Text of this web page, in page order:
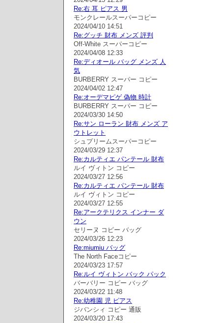
Re:右 耳 ピアス 男
モンクレールスーパーコピー
2024/04/10 14:51
Re:グッチ 財布 メンズ 評判
Off-White スーパーコピー
2024/04/08 12:33
Re:ディオール バッグ メンズ 人
気
BURBERRY スーパー コピー
2024/04/02 12:47
Re:オーデマピゲ 偽物 時計
BURBERRY スーパー コピー
2024/03/30 14:50
Re:サン ローラン 財布 メンズ ア
ウトレット
シュプリームスーパーコピー
2024/03/29 12:37
Re:カルティエ パンテール 財布
ルイ ヴィトン コピー
2024/03/27 12:56
Re:カルティエ パンテール 財布
ルイ ヴィトン コピー
2024/03/27 12:55
Re:アークテリクス インナー ダ
ウン
セリーヌ コピー バッグ
2024/03/26 12:23
Re:miumiu バッグ
The North Faceコピー
2024/03/23 17:57
Re:ルイ ヴィトン バック パック
バーバリー コピー バッグ
2024/03/22 11:48
Re:幼稚園 児 ピアス
ジバンシィ コピー 通販
2024/03/20 17:43